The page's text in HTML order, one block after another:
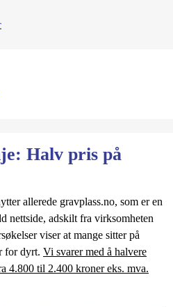
Halv pris på
allerede gravplass.no, som er en
nettside, adskilt fra virksomheten
viser at mange sitter på
for dyrt. Vi svarer med å halvere
4.800 til 2.400 kroner eks. mva.